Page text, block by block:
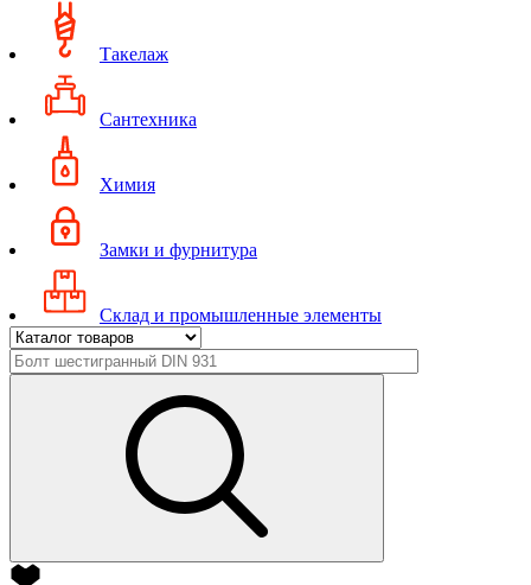
Такелаж
Сантехника
Химия
Замки и фурнитура
Склад и промышленные элементы